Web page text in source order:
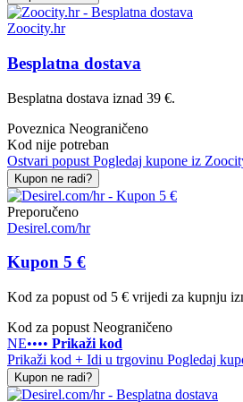
Zoocity.hr
Besplatna dostava
Besplatna dostava iznad 39 €.
Poveznica Neograničeno
Kod nije potreban
Ostvari popust Pogledaj kupone iz
Kupon ne radi?
Preporučeno
Desirel.com/hr
Kupon 5 €
Kod za popust od 5 € vrijedi za kupnju
Kod za popust Neograničeno
NE•••• Prikaži kod
Prikaži kod + Idi u trgovinu Pogledaj
Kupon ne radi?